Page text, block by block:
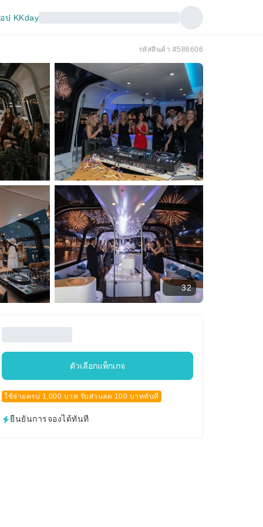
ป KKday
รหัสสินค้า #586606
32
ตัวเลือกแพ็กเกจ
ใช้จ่ายครบ 1,000 บาท รับส่วนลด 100 บาททันที
ยืนยันการจองได้ทันที